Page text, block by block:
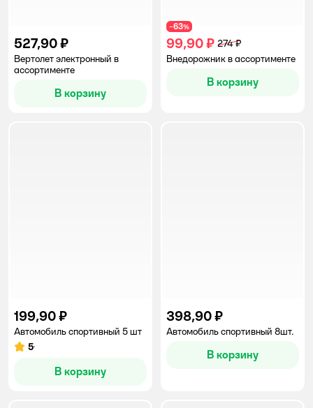
527,90 ₽
Вертолет электронный в
ассортименте
В корзину
−63%
99,90 ₽ 274 ₽
Внедорожник в ассортименте
В корзину
199,90 ₽
Автомобиль спортивный 5 шт
Рейтинг:
5
В корзину
398,90 ₽
Автомобиль спортивный 8шт.
В корзину